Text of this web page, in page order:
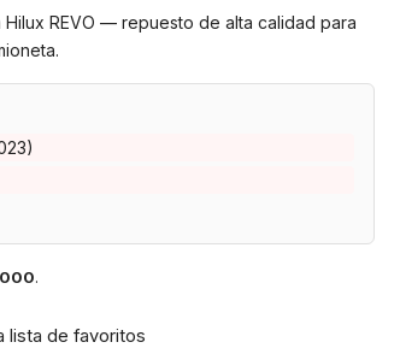
REVO — repuesto de alta calidad para
.
lista de favoritos